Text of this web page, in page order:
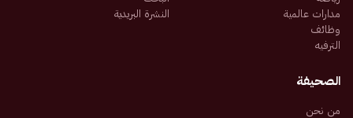
مدارات عالمية
وظائف
الترفيه
النشرة البريدية
الصحيفة
من نحن